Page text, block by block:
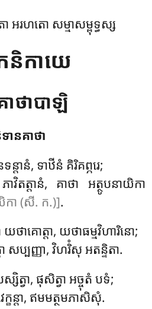
អរហតោ សម្មាសម្ពុទ្ធស្ស
និកាយេ
ាថាបាឡិ
ានគាថា
ទន្តានំ, ទាឋីនំ គិរិគព្ភរេ;
តត្តានំ, គាថា អត្ថូបនាយិកា
កា (សី. ក.)].
ថាគោត្តា, យថាធម្មវិហារិនោ;
សប្បញ្ញា, វិហរិំសុ អតន្ទិតា.
ស្សិត្វា, ផុសិត្វា អច្ចុតំ បទំ;
េក្ខន្តា, ឥមមត្ថមភាសិសុំ.